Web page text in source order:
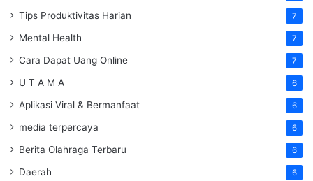
Tips Produktivitas Harian 7
Mental Health 7
Cara Dapat Uang Online 7
U T A M A 6
Aplikasi Viral & Bermanfaat 6
media terpercaya 6
Berita Olahraga Terbaru 6
Daerah 6